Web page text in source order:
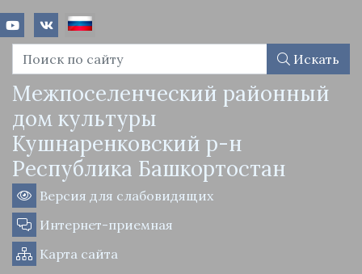
Искать
Межпоселенческий районный
дом культуры
Кушнаренковский р-н
Республика Башкортостан
Версия для слабовидящих
Интернет-приемная
Карта сайта